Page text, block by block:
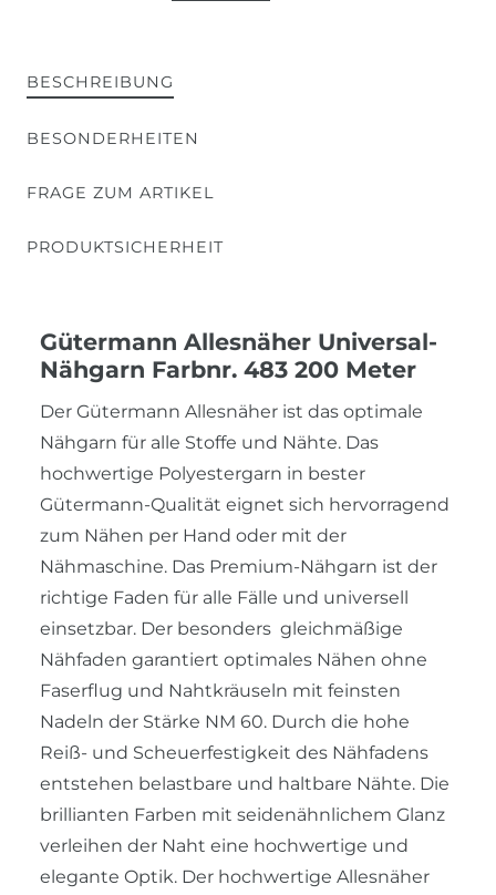
BESCHREIBUNG
BESONDERHEITEN
FRAGE ZUM ARTIKEL
PRODUKTSICHERHEIT
Gütermann Allesnäher Universal-
Nähgarn Farbnr. 483 200 Meter
Der Gütermann Allesnäher ist das optimale
Nähgarn für alle Stoffe und Nähte. Das
hochwertige Polyestergarn in bester
Gütermann-Qualität eignet sich hervorragend
zum Nähen per Hand oder mit der
Nähmaschine. Das Premium-Nähgarn ist der
richtige Faden für alle Fälle und universell
einsetzbar. Der besonders gleichmäßige
Nähfaden garantiert optimales Nähen ohne
Faserflug und Nahtkräuseln mit feinsten
Nadeln der Stärke NM 60. Durch die hohe
Reiß- und Scheuerfestigkeit des Nähfadens
entstehen belastbare und haltbare Nähte. Die
brillianten Farben mit seidenähnlichem Glanz
verleihen der Naht eine hochwertige und
elegante Optik. Der hochwertige Allesnäher